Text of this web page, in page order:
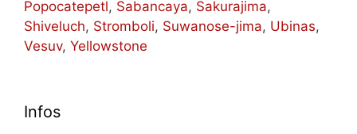
Popocatepetl, Sabancaya, Sakurajima,
Shiveluch, Stromboli, Suwanose-jima, Ubinas,
Vesuv, Yellowstone
Infos